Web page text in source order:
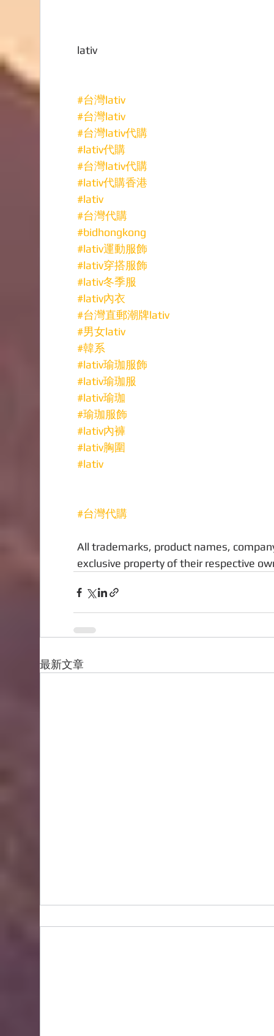
lativ
#台灣lativ
#台灣lativ
#台灣lativ代購
#lativ代購
#台灣lativ代購
#lativ代購香港
#lativ
#台灣代購
#bidhongkong
#lativ運動服飾
#lativ穿搭服飾
#lativ冬季服
#lativ內衣
#台灣直郵潮牌lativ
#男女lativ
#韓系
#lativ瑜珈服飾
#lativ瑜珈服
#lativ瑜珈
#瑜珈服飾
#lativ內褲
#lativ胸圍
#lativ
#台灣代購
All trademarks, product names,
exclusive property of their respective
最新文章